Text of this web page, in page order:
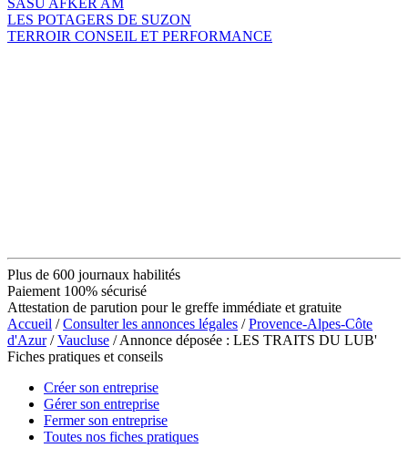
LES POTAGERS DE SUZON
TERROIR CONSEIL ET PERFORMANCE
Plus de 600 journaux habilités
Paiement 100% sécurisé
Attestation de parution pour le greffe immédiate et gratuite
Accueil /Consulter les annonces légales /Provence-Alpes-Côte
d'Azur/Vaucluse / Annonce déposée : LES TRAITS DU LUB'
Fiches pratiques et conseils
Créer son entreprise
Gérer son entreprise
Fermer son entreprise
Toutes nos fiches pratiques